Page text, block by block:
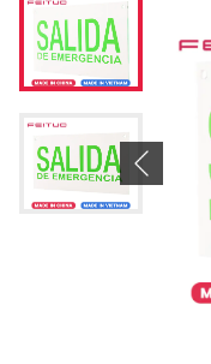
Previous